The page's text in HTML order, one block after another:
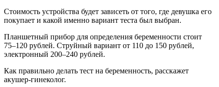
Стоимость устройства будет зависеть от того, где девушка его
покупает и какой именно вариант теста был выбран.
Планшетный прибор для определения беременности стоит
75–120 рублей. Струйный вариант от 110 до 150 рублей,
электронный 200–240 рублей.
Как правильно делать тест на беременность, расскажет
акушер-гинеколог.